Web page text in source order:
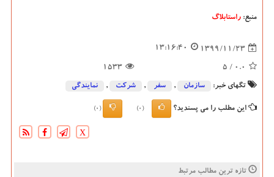
منبع: راستابلاگ
1399/11/23
13:16:40
0.0
/ 5
1533
تگهای خبر: سازمان , سفر , شركت , نمایندگی
این مطلب را می پسندید؟ (0)
(0)
X
تازه ترین مطالب مرتبط